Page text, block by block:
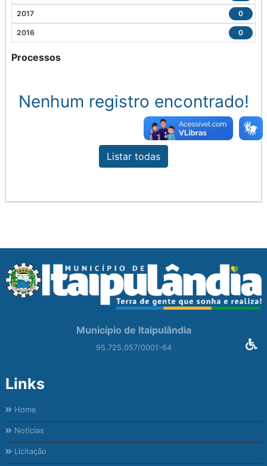
2017 0
2016 0
Processos
Nenhum registro encontrado!
Listar todas
Município de Itaipulândia
95.725.057/0001-64
Links
Home
Notícias
Licitação